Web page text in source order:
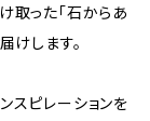
取った「石からあ
けします。
スピレーションを